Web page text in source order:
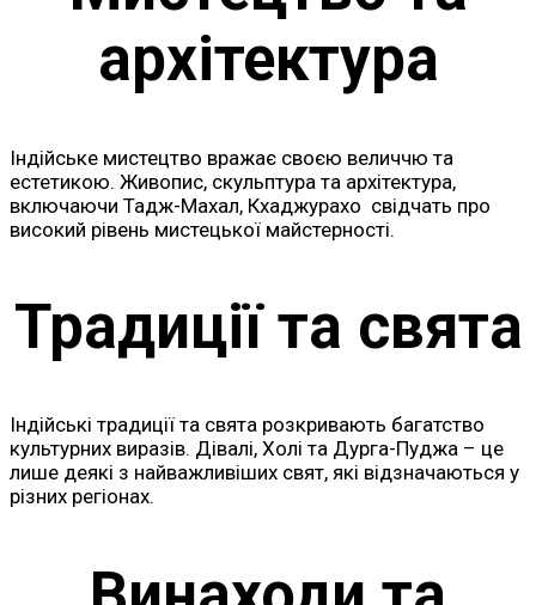
архітектура
Індійське мистецтво вражає своєю величчю та
естетикою. Живопис, скульптура та архітектура,
включаючи Тадж-Махал, Кхаджурахо свідчать про
високий рівень мистецької майстерності.
Традиції та свята
Індійські традиції та свята розкривають багатство
культурних виразів. Дівалі, Холі та Дурга-Пуджа – це
лише деякі з найважливіших свят, які відзначаються у
різних регіонах.